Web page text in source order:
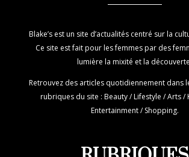
Blake’s est un site d’actualités centré sur la
Ce site est fait pour les femmes par des
lumière la mixité et la
Retrouvez des articles quotidiennement dans
rubriques du site : Beauty / Lifestyle / Arts /
Entertainment / Shopping.